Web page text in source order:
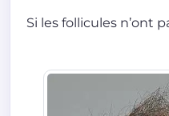
Si les follicules n’ont